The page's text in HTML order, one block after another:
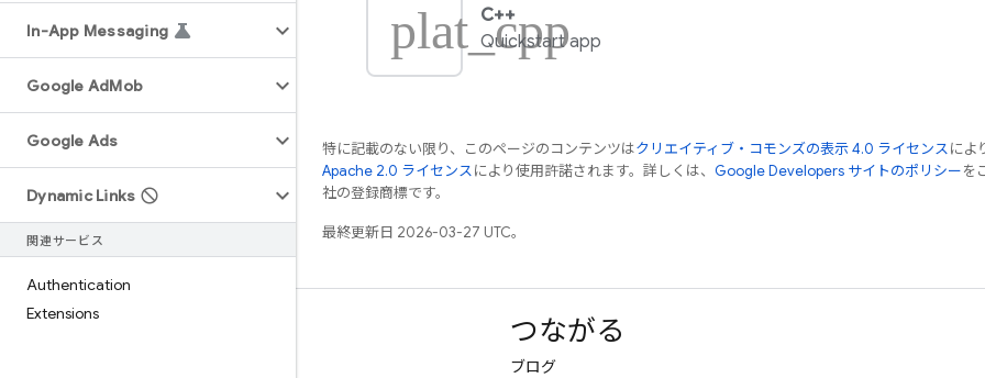
In-App Messaging
Google AdMob
Google Ads
Dynamic Links
関連サービス
Authentication
Extensions
plat_cpp
C++
Quickstart app
特に記載のない限り、このページのコンテンツはクリエイティブ・コモンズの表示 4.0 ライセンスによ
Apache 2.0 ライセンスにより使用許諾されます。詳しくは、 Google Developers サイトのポリシーを
社の登録商標です。
最終更新日 2026-03-27 UTC。
学ぶ つながる
ブログ